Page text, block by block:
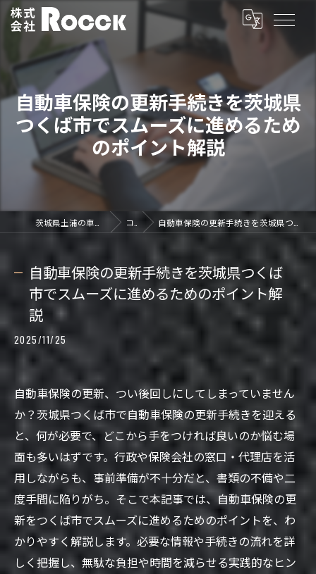
自動車保険の更新手続きを茨城県
つくば市でスムーズに進めるため
のポイント解説
コラム 自動車保険の更新手続きを茨城県つくば市でスムーズに進めるためのポイント解説
自動車保険の更新手続きを茨城県つくば
市でスムーズに進めるためのポイント解
説
2025/11/25
自動車保険の更新、つい後回しにしてしまっていません
か？茨城県つくば市で自動車保険の更新手続きを迎える
と、何が必要で、どこから手をつければ良いのか悩む場
面も多いはずです。行政や保険会社の窓口・代理店を活
用しながらも、事前準備が不十分だと、書類の不備や二
度手間に陥りがち。そこで本記事では、自動車保険の更
新をつくば市でスムーズに進めるためのポイントを、わ
かりやすく解説します。必要な情報や手続きの流れを詳
しく把握し、無駄な負担や時間を減らせる実践的なヒン